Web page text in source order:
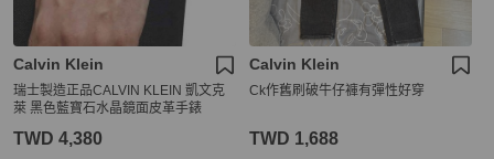
Calvin Klein
瑞士製造正品CALVIN KLEIN 凱文克
萊 黑色藍寶石水晶鏡面皮革手錶
TWD 4,380
Calvin Klein
Ck作舊刷破牛仔褲有彈性好穿
TWD 1,688